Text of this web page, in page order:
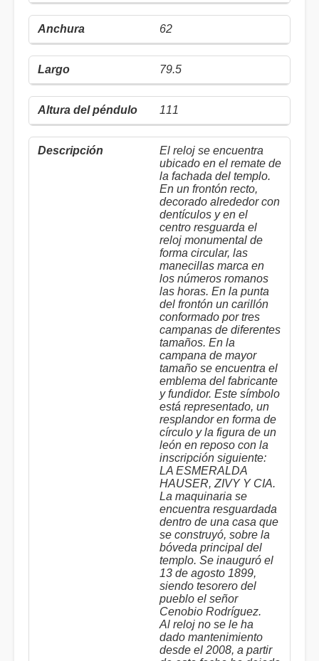
62
79.5
111
El reloj se encuentra
ubicado en el remate de
la fachada del templo.
En un frontón recto,
decorado alrededor con
dentículos y en el
centro resguarda el
reloj monumental de
forma circular, las
manecillas marca en
los números romanos
las horas. En la punta
del frontón un carillón
conformado por tres
campanas de diferentes
tamaños. En la
campana de mayor
tamaño se encuentra el
emblema del fabricante
y fundidor. Este símbolo
está representado, un
resplandor en forma de
círculo y la figura de un
león en reposo con la
inscripción siguiente:
LA ESMERALDA
HAUSER, ZIVY Y CIA.
La maquinaria se
encuentra resguardada
dentro de una casa que
se construyó, sobre la
bóveda principal del
templo. Se inauguró el
13 de agosto 1899,
siendo tesorero del
pueblo el señor
Cenobio Rodríguez.
Al reloj no se le ha
dado mantenimiento
desde el 2008, a partir